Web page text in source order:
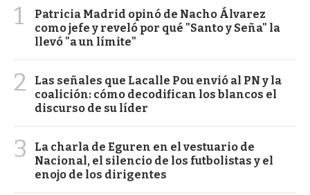
1
Patricia Madrid opinó de Nacho Álvarez
como jefe y reveló por qué "Santo y Seña" la
llevó "a un límite"
2
Las señales que Lacalle Pou envió al PN y la
coalición: cómo decodifican los blancos el
discurso de su líder
3
La charla de Eguren en el vestuario de
Nacional, el silencio de los futbolistas y el
enojo de los dirigentes